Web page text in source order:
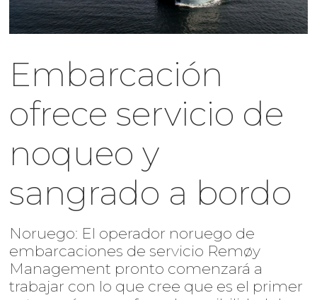
Embarcación
ofrece servicio de
noqueo y
sangrado a bordo
Noruego: El operador noruego de
embarcaciones de servicio Remøy
Management pronto comenzará a
trabajar con lo que cree que es el primer